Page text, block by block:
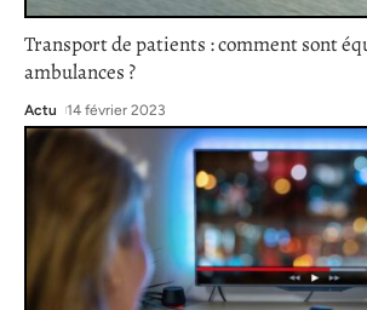
Transport de patients : comment sont
ambulances ?
Actu 14 février 2023